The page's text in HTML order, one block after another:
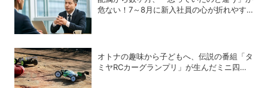
危ない！7～8月に新入社員の心が折れやす
オトナの趣味から子どもへ、伝説の番組「タ
ミヤRCカーグランプリ」が生んだミニ四駆